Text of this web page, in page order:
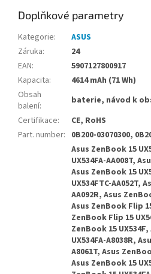
Doplňkové parametry
Kategorie:
ASUS
Záruka:
24
EAN:
5907127800917
Kapacita:
4614 mAh (71 Wh)
Obsah
balení:
baterie, návod k
Certifikace:
CE, RoHS
Part. number: 0B200-03070300,
Asus ZenBook 15
UX534FA-AA008T,
Asus ZenBook 15
UX534FTC-AA052T,
AA092R, Asus
Asus ZenBook Flip
ZenBook Flip 15
ZenBook 15
UX534FA-A8038R,
A8061T, Asus
Asus ZenBook 15